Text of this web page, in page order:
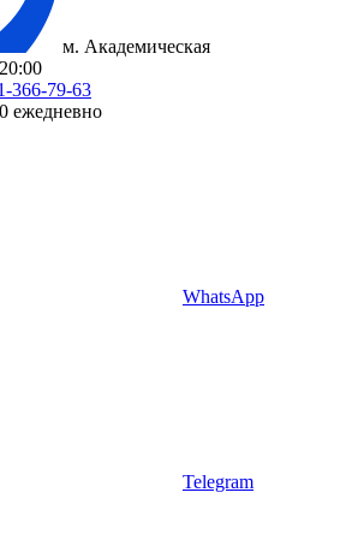
м. Академическая
366-79-63
ежедневно
WhatsApp
Telegram